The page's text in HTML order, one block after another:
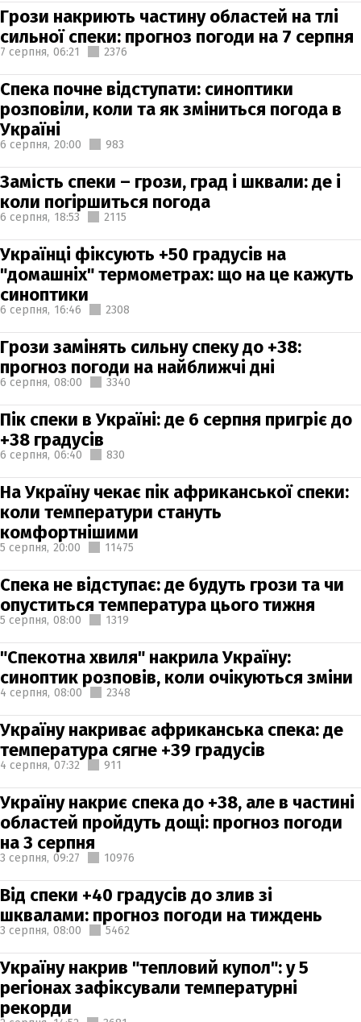
Грози накриють частину областей на тлі
сильної спеки: прогноз погоди на 7 серпня
7 серпня, 06:21 2376
Спека почне відступати: синоптики
розповіли, коли та як зміниться погода в
Україні
6 серпня, 20:00 983
Замість спеки – грози, град і шквали: де і
коли погіршиться погода
6 серпня, 18:53 2115
Українці фіксують +50 градусів на
"домашніх" термометрах: що на це кажуть
синоптики
6 серпня, 16:46 2308
Грози замінять сильну спеку до +38:
прогноз погоди на найближчі дні
6 серпня, 08:00 3340
Пік спеки в Україні: де 6 серпня пригріє до
+38 градусів
6 серпня, 06:40 830
На Україну чекає пік африканської спеки:
коли температури стануть
комфортнішими
5 серпня, 20:00 11475
Спека не відступає: де будуть грози та чи
опуститься температура цього тижня
5 серпня, 08:00 1319
"Спекотна хвиля" накрила Україну:
синоптик розповів, коли очікуються зміни
4 серпня, 08:00 2348
Україну накриває африканська спека: де
температура сягне +39 градусів
4 серпня, 07:32 911
Україну накриє спека до +38, але в частині
областей пройдуть дощі: прогноз погоди
на 3 серпня
3 серпня, 09:27 10976
Від спеки +40 градусів до злив зі
шквалами: прогноз погоди на тиждень
3 серпня, 08:00 5462
Україну накрив "тепловий купол": у 5
регіонах зафіксували температурні
рекорди